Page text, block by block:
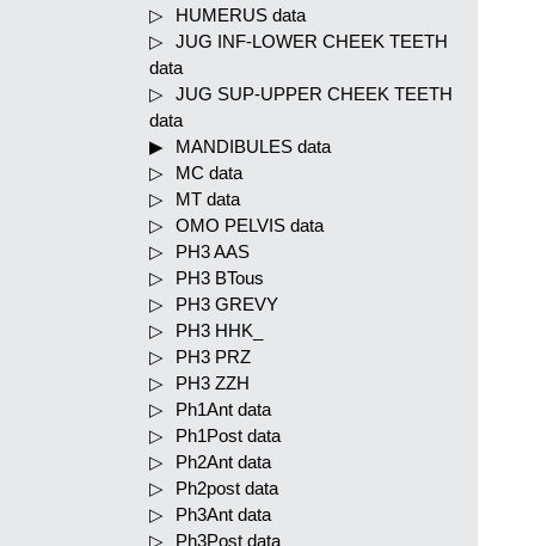
HUMERUS data
JUG INF-LOWER CHEEK TEETH
data
JUG SUP-UPPER CHEEK TEETH
data
MANDIBULES data
MC data
MT data
OMO PELVIS data
PH3 AAS
PH3 BTous
PH3 GREVY
PH3 HHK_
PH3 PRZ
PH3 ZZH
Ph1Ant data
Ph1Post data
Ph2Ant data
Ph2post data
Ph3Ant data
Ph3Post data